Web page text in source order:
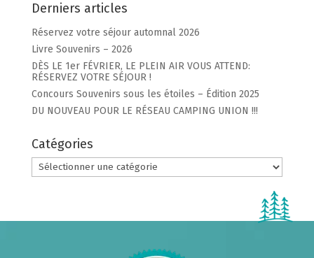
CAMPING UNION BASKATONG
CAMPING PARC DE LA
Derniers articles
Réservez votre séjour automnal 2026
Livre Souvenirs – 2026
DÈS LE 1er FÉVRIER, LE PLEIN AIR VOUS ATTEND:
RÉSERVEZ VOTRE SÉJOUR !
Concours Souvenirs sous les étoiles – Édition 2025
DU NOUVEAU POUR LE RÉSEAU CAMPING UNION !!!
Catégories
Catégories